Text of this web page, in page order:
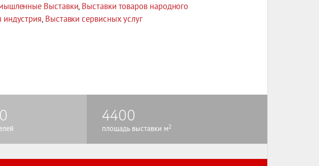
Выставки Выставки товаров народного
индустрия Выставки сервисных услуг
4400
площадь выставки м2